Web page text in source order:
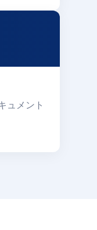
ュメント